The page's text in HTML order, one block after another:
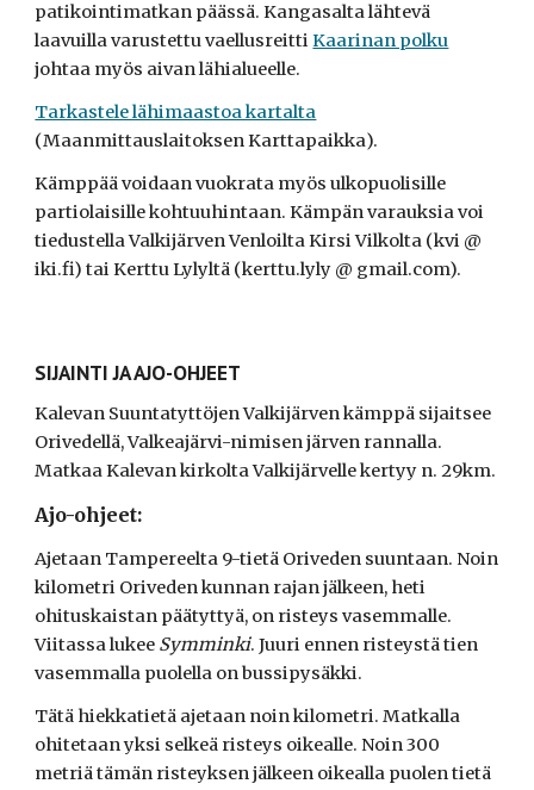
patikointimatkan päässä. Kangasalta lähtevä
laavuilla varustettu vaellusreittiKaarinan polku
johtaa myös aivan lähialueelle.
Tarkastele lähimaastoa kartalta
(Maanmittauslaitoksen Karttapaikka).
Kämppää voidaan vuokrata myös ulkopuolisille
partiolaisille kohtuuhintaan. Kämpän varauksia voi
tiedustella Valkijärven Venloilta Kirsi Vilkolta (kvi @
iki.fi) tai Kerttu Lylyltä (kerttu.lyly @ gmail.com).
SIJAINTI JA AJO-OHJEET
Kalevan Suuntatyttöjen Valkijärven kämppä sijaitsee
Orivedellä, Valkeajärvi-nimisen järven rannalla.
Matkaa Kalevan kirkolta Valkijärvelle kertyy n. 29km.
Ajo-ohjeet:
Ajetaan Tampereelta 9-tietä Oriveden suuntaan. Noin
kilometri Oriveden kunnan rajan jälkeen, heti
ohituskaistan päätyttyä, on risteys vasemmalle.
Viitassa lukee Symminki. Juuri ennen risteystä tien
vasemmalla puolella on bussipysäkki.
Tätä hiekkatietä ajetaan noin kilometri. Matkalla
ohitetaan yksi selkeä risteys oikealle. Noin 300
metriä tämän risteyksen jälkeen oikealla puolen tietä